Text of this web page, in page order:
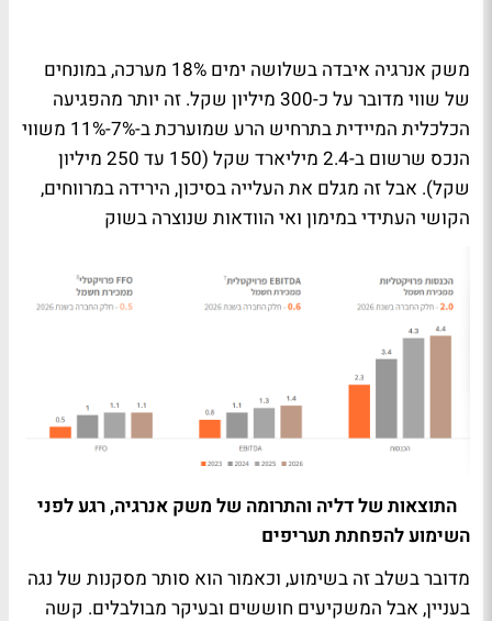
משק אנרגיה איבדה בשלושה ימים 18% מערכה, במונחים
של שווי מדובר על כ-300 מיליון שקל. זה יותר מהפגיעה
הכלכלית המיידית בתרחיש הרע שמוערכת ב-7%-11% משווי
הנכס שרשום ב-2.4 מיליארד שקל (150 עד 250 מיליון
שקל). אבל זה מגלם את העלייה בסיכון, הירידה במרווחים,
הקושי העתידי במימון ואי הוודאות שנוצרה בשוק
התוצאות של דליה והתרומה של משק אנרגיה, רגע לפני
השימוע להפחתת תעריפים
מדובר בשלב זה בשימוע, וכאמור הוא סותר מסקנות של נגה
בעניין, אבל המשקיעים חוששים ובעיקר מבולבלים. קשה